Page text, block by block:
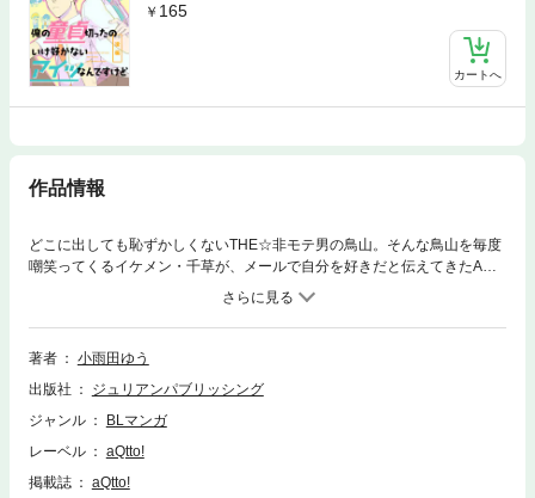
165
カートへ
作品情報
どこに出しても恥ずかしくないTHE☆非モテ男の鳥山。そんな鳥山を毎度
嘲笑ってくるイケメン・千草が、メールで自分を好きだと伝えてきたA子
ちゃんと同一人物ってマジ…？混乱しながらも、無事(？)千草と初エッチ
＆脱童貞した鳥山だったが、よそよそしい千草の態度に違和感を抱いてい
た…。メールで伝えたえっちなコト、全部やっていいってマジ！？犬猿ケ
ンカップルの性春ラブコメディ、完結★
著者
小雨田ゆう
出版社
ジュリアンパブリッシング
ジャンル
BLマンガ
レーベル
aQtto!
掲載誌
aQtto!